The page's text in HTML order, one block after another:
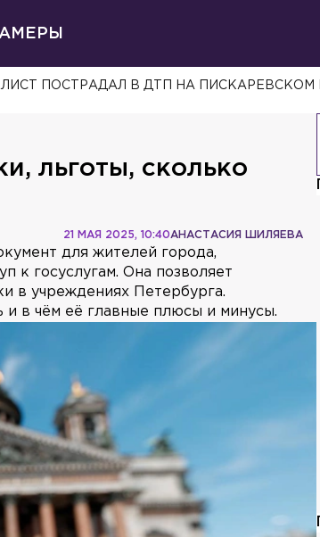
ПОСТРАДАЛ В ДТП НА ПИСКАРЕВСКОМ
льготы, сколько
АНАСТАСИЯ ШИЛЯЕВА
21 МАЯ 2025, 10:40
для жителей города,
к госуслугам. Она позволяет
в учреждениях Петербурга.
и в чём её главные плюсы и минусы.